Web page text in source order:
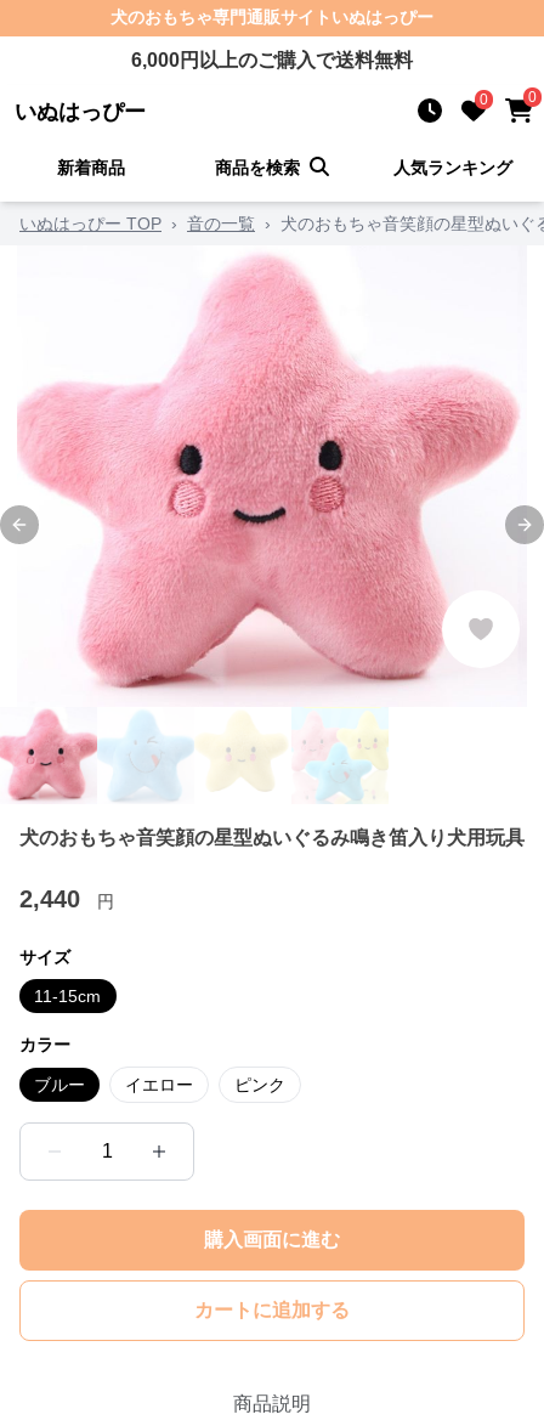
犬のおもちゃ専門通販サイト いぬはっぴー
6,000円以上のご購入で送料無料
いぬはっぴー 0 0
新着商品 商品を検索 人気ランキング
いぬはっぴー TOP › 音の一覧 › 犬のおもちゃ音笑顔の星型ぬいぐ
Previous slide
犬のおもちゃ音笑顔の星型ぬいぐるみ鳴き笛入り犬用玩具
2,440 円
サイズ
11-15cm
カラー
ブルー イエロー ピンク
1
購入画面に進む
カートに追加する
商品説明